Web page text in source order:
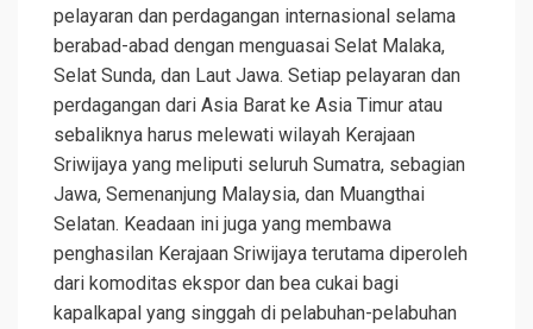
pelayaran dan perdagangan internasional selama
berabad-abad dengan menguasai Selat Malaka,
Selat Sunda, dan Laut Jawa. Setiap pelayaran dan
perdagangan dari Asia Barat ke Asia Timur atau
sebaliknya harus melewati wilayah Kerajaan
Sriwijaya yang meliputi seluruh Sumatra, sebagian
Jawa, Semenanjung Malaysia, dan Muangthai
Selatan. Keadaan ini juga yang membawa
penghasilan Kerajaan Sriwijaya terutama diperoleh
dari komoditas ekspor dan bea cukai bagi
kapalkapal yang singgah di pelabuhan-pelabuhan